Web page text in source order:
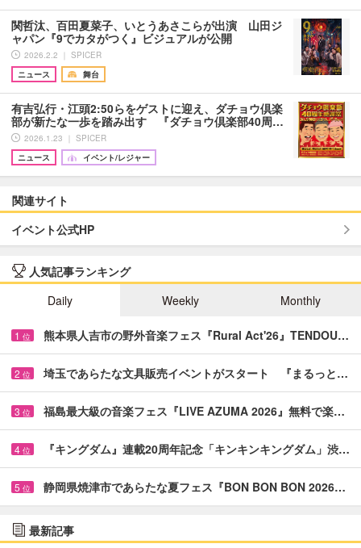
関哲汰、百田夏菜子、いとうあさこらが出演 山田ジ
ャパン『9でカタがつく』ビジュアルが公開
2026.2.2 ｜ SPICER
ニュース
舞台
有吉弘行・江頭2:50らをゲストに迎え、ダチョウ倶楽
部が新たな一歩を踏み出す 『ダチョウ倶楽部40周…
2026.1.23 ｜ SPICER
ニュース
イベント/レジャー
関連サイト
イベント公式HP
人気記事ランキング
Daily
Weekly Monthly
1 位 熊本県人吉市の野外音楽フェス『Rural Act'26』TENDOU…
2 位 埼玉であらたな文具販売イベントがスタート 『まるっと…
3 位 福島最大級の音楽フェス『LIVE AZUMA 2026』無料で楽…
4 位 『キングダム』連載20周年記念「キンキンキングダム」渋…
5 位 静岡県焼津市であらたな夏フェス『BON BON BON 2026…
最新記事